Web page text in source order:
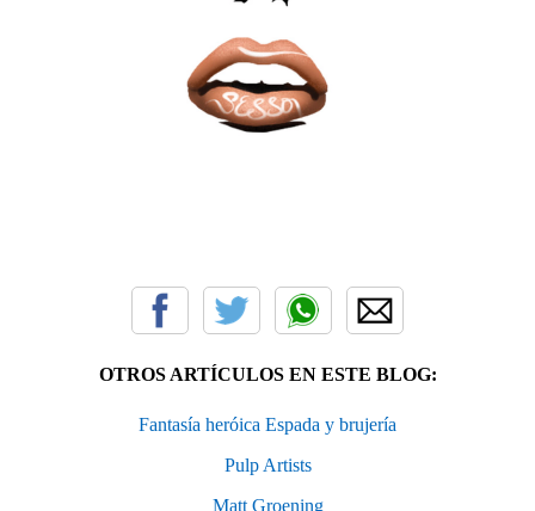
OTROS ARTÍCULOS EN ESTE BLOG:
Fantasía heróica Espada y brujería
Pulp Artists
Matt Groening